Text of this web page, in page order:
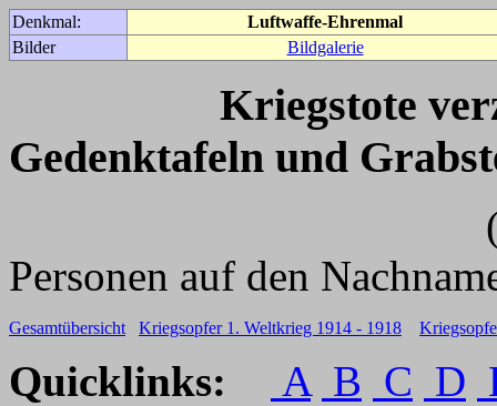
Denkmal:
Luftwaffe-Ehrenmal
Bilder
Bildgalerie
Kriegstote
Gedenktafeln und
(Für weitere
Personen auf den
Gesamtübersicht Kriegsopfer 1. Weltkrieg 1914 - 1918
Quicklinks: A B C D